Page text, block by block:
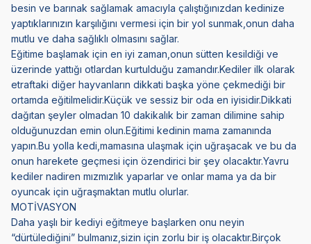
besin ve barınak sağlamak amacıyla çalıştığınızdan kedinize
yaptıklarınızın karşılığını vermesi için bir yol sunmak,onun daha
mutlu ve daha sağlıklı olmasını sağlar.
Eğitime başlamak için en iyi zaman,onun sütten kesildiği ve
üzerinde yattığı otlardan kurtulduğu zamandır.Kediler ilk olarak
etraftaki diğer hayvanların dikkati başka yöne çekmediği bir
ortamda eğitilmelidir.Küçük ve sessiz bir oda en iyisidir.Dikkati
dağıtan şeyler olmadan 10 dakikalık bir zaman dilimine sahip
olduğunuzdan emin olun.Eğitimi kedinin mama zamanında
yapın.Bu yolla kedi,mamasına ulaşmak için uğraşacak ve bu da
onun harekete geçmesi için özendirici bir şey olacaktır.Yavru
kediler nadiren mızmızlık yaparlar ve onlar mama ya da bir
oyuncak için uğraşmaktan mutlu olurlar.
MOTİVASYON
Daha yaşlı bir kediyi eğitmeye başlarken onu neyin
“dürtülediğini” bulmanız,sizin için zorlu bir iş olacaktır.Birçok